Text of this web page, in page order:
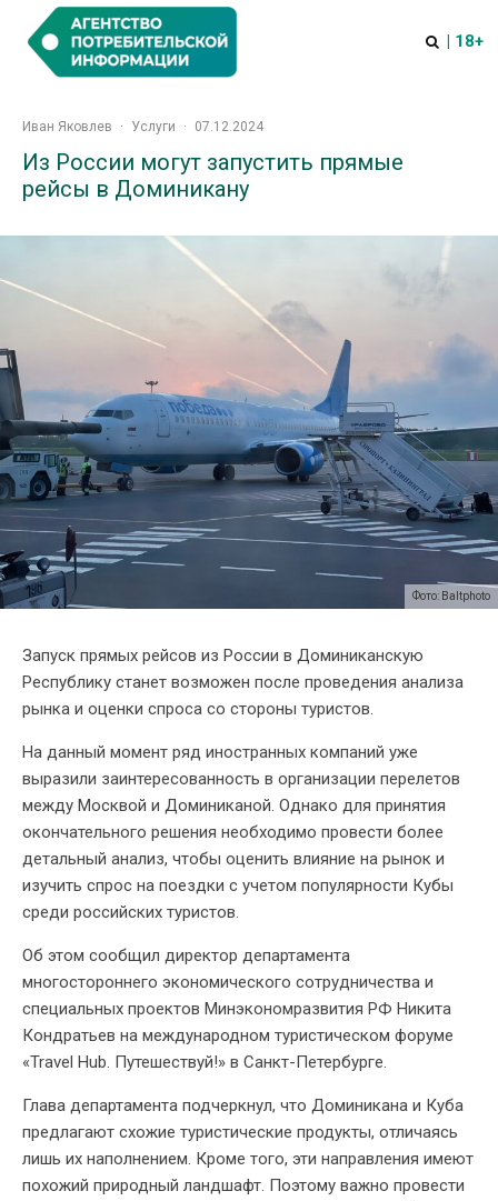
| 18+
Иван Яковлев · Услуги · 07.12.2024
Из России могут запустить прямые
рейсы в Доминикану
Фото: Baltphoto
Запуск прямых рейсов из России в Доминиканскую
Республику станет возможен после проведения анализа
рынка и оценки спроса со стороны туристов.
На данный момент ряд иностранных компаний уже
выразили заинтересованность в организации перелетов
между Москвой и Доминиканой. Однако для принятия
окончательного решения необходимо провести более
детальный анализ, чтобы оценить влияние на рынок и
изучить спрос на поездки с учетом популярности Кубы
среди российских туристов.
Об этом сообщил директор департамента
многостороннего экономического сотрудничества и
специальных проектов Минэкономразвития РФ Никита
Кондратьев на международном туристическом форуме
«Travel Hub. Путешествуй!» в Санкт-Петербурге.
Глава департамента подчеркнул, что Доминикана и Куба
предлагают схожие туристические продукты, отличаясь
лишь их наполнением. Кроме того, эти направления имеют
похожий природный ландшафт. Поэтому важно провести